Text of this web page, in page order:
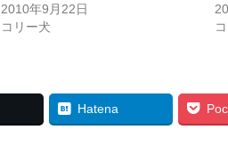
2010年9月22日
コリー犬
Hatena